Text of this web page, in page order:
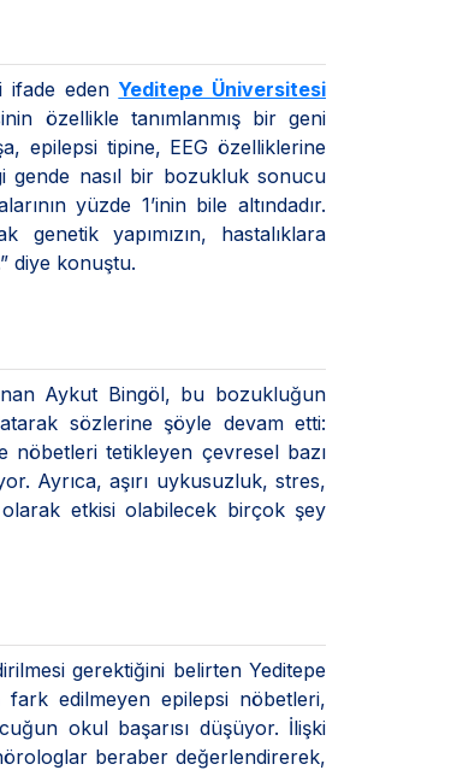
ifade eden Yeditepe Üniversitesi
özellikle tanımlanmış bir geni
epilepsi tipine, EEG özelliklerine
gende nasıl bir bozukluk sonucu
yüzde 1’inin bile altındadır.
yapımızın, hastalıklara
diye konuştu.
Aykut Bingöl, bu bozukluğun
sözlerine şöyle devam etti:
nöbetleri tetikleyen çevresel bazı
Ayrıca, aşırı uykusuzluk, stres,
etkisi olabilecek birçok şey
gerektiğini belirten Yeditepe
fark edilmeyen epilepsi nöbetleri,
okul başarısı düşüyor. İlişki
beraber değerlendirerek,